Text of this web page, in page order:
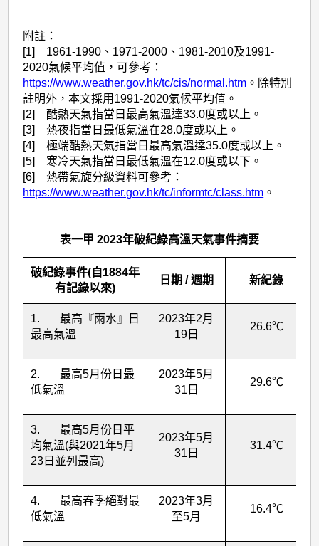
附註：
[1] 1961-1990、1971-2000、1981-2010及1991-
2020氣候平均值，可參考：
https://www.weather.gov.hk/tc/cis/normal.htm 。除特別
註明外，本文採用1991-2020氣候平均值。
[2] 酷熱天氣指當日最高氣溫達33.0度或以上。
[3] 熱夜指當日最低氣溫在28.0度或以上。
[4] 極端酷熱天氣指當日最高氣溫達35.0度或以上。
[5] 寒冷天氣指當日最低氣溫在12.0度或以下。
[6] 熱帶氣旋分級資料可參考：
https://www.weather.gov.hk/tc/informtc/class.htm 。
表一甲 2023年破紀錄高溫天氣事件摘要
破紀錄事件(自1884年
有記錄以來)
日期 / 週期 新紀錄
1. 最高『雨水』日
最高氣溫
2023年2月
19日
26.6℃
2. 最高5月份日最
低氣溫
2023年5月
31日
29.6℃
3. 最高5月份日平
均氣溫(與2021年5月
23日並列最高)
2023年5月
31日
31.4℃
4. 最高春季絕對最
低氣溫
2023年3月
至5月
16.4℃